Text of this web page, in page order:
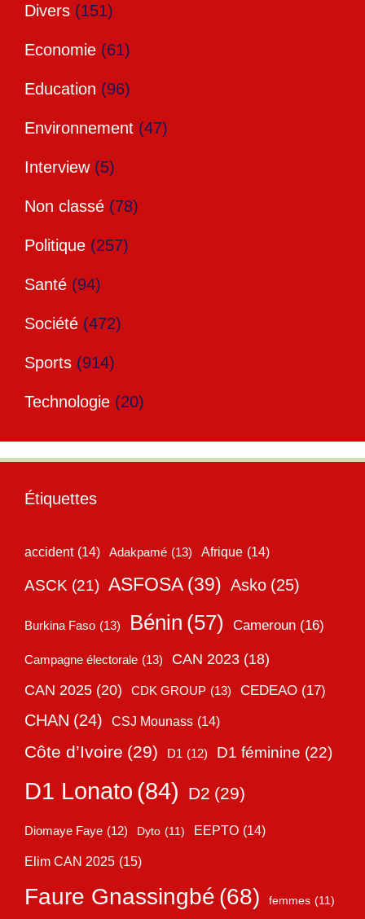
Divers (151)
Economie (61)
Education (96)
Environnement (47)
Interview(5)
Non classé (78)
Politique (257)
Santé (94)
Société (472)
Sports (914)
Technologie (20)
Étiquettes
accident (14) Adakpamé (13) Afrique (14)
ASCK (21) ASFOSA (39) Asko (25)
Burkina Faso (13) Bénin (57) Cameroun (16)
Campagne électorale (13) CAN 2023 (18)
CAN 2025 (20) CDK GROUP (13) CEDEAO (17)
CHAN (24) CSJ Mounass (14)
Côte d’Ivoire (29) D1 (12) D1 féminine (22)
D1 Lonato (84) D2 (29)
Diomaye Faye (12) Dyto (11) EEPTO (14)
Elim CAN 2025 (15)
Faure Gnassingbé (68) femmes (11)